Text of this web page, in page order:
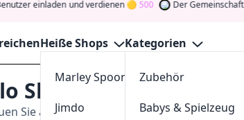
einladen und verdienen 500 Der Gemeinschaft
Heiße Shops
Marley Spoon
Jimdo
Kategorien
Zubehör
Babys & Spielzeug
Shirts Gutscheine
Sie aufGutscheinJagenfür die bestenPolo